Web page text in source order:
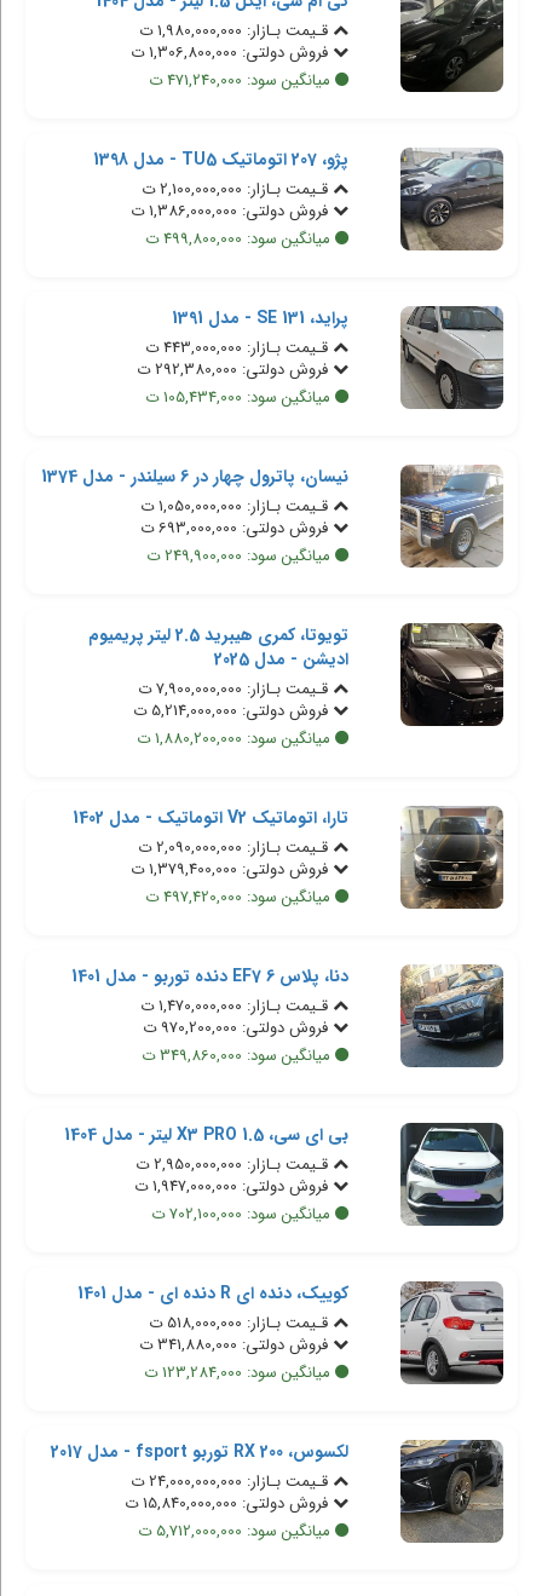
قـیمت بـازار: 1,980,000,000 ت
فروش دولتی: 1,306,800,000 ت
میانگین سود: 471,240,000 ت
پژو، 207 اتوماتیک TU5 - مدل 1398
قـیمت بـازار: 2,100,000,000 ت
فروش دولتی: 1,386,000,000 ت
میانگین سود: 499,800,000 ت
پراید، 131 SE - مدل 1391
قـیمت بـازار: 443,000,000 ت
فروش دولتی: 292,380,000 ت
میانگین سود: 105,434,000 ت
نیسان، پاترول چهار در 6 سیلندر - مدل 1374
قـیمت بـازار: 1,050,000,000 ت
فروش دولتی: 693,000,000 ت
میانگین سود: 249,900,000 ت
تویوتا، کمری هیبرید 2.5 لیتر پریمیوم
ادیشن - مدل 2025
قـیمت بـازار: 7,900,000,000 ت
فروش دولتی: 5,214,000,000 ت
میانگین سود: 1,880,200,000 ت
تارا، اتوماتیک V2 اتوماتیک - مدل 1402
قـیمت بـازار: 2,090,000,000 ت
فروش دولتی: 1,379,400,000 ت
میانگین سود: 497,420,000 ت
دنا، پلاس EF7 6 دنده توربو - مدل 1401
قـیمت بـازار: 1,470,000,000 ت
فروش دولتی: 970,200,000 ت
میانگین سود: 349,860,000 ت
بی ای سی، X3 PRO 1.5 لیتر - مدل 1404
قـیمت بـازار: 2,950,000,000 ت
فروش دولتی: 1,947,000,000 ت
میانگین سود: 702,100,000 ت
کوییک، دنده ای R دنده ای - مدل 1401
قـیمت بـازار: 518,000,000 ت
فروش دولتی: 341,880,000 ت
میانگین سود: 123,284,000 ت
لکسوس، RX 200 توربو fsport - مدل 2017
قـیمت بـازار: 24,000,000,000 ت
فروش دولتی: 15,840,000,000 ت
میانگین سود: 5,712,000,000 ت